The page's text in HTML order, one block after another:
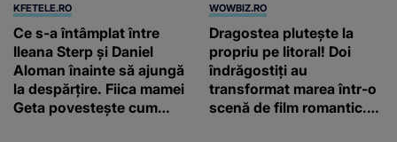
KFETELE.RO
Ce s-a întâmplat între
Ileana Sterp și Daniel
Aloman înainte să ajungă
la despărțire. Fiica mamei
Geta povestește cum
WOWBIZ.RO
Dragostea plutește la
propriu pe litoral! Doi
îndrăgostiți au
transformat marea într-o
scenă de film romantic.